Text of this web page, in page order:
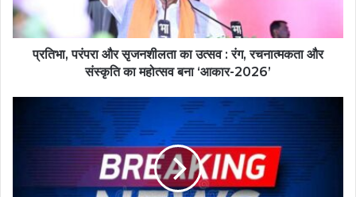
प्रतिभा, परंपरा और सृजनशीलता का उत्सव : रंग, रचनात्मकता और
संस्कृति का महोत्सव बना ‘आकार-2026’